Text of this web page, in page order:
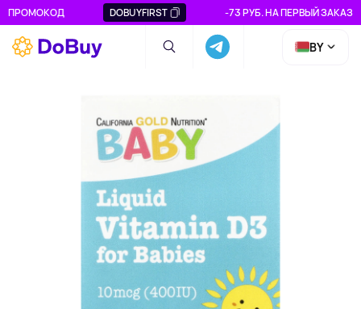
ПРОМОКОД DOBUYFIRST -73 РУБ. НА ПЕРВЫЙ ЗАКАЗ
BY